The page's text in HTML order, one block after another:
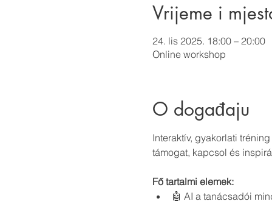
Vrijeme i
24. lis 2025. 18:00 – 20:00
Online workshop
O događaju
Interaktív, gyakorlati
támogat, kapcsol és
Fő tartalmi elemek:
🤖 AI a tanácsadói